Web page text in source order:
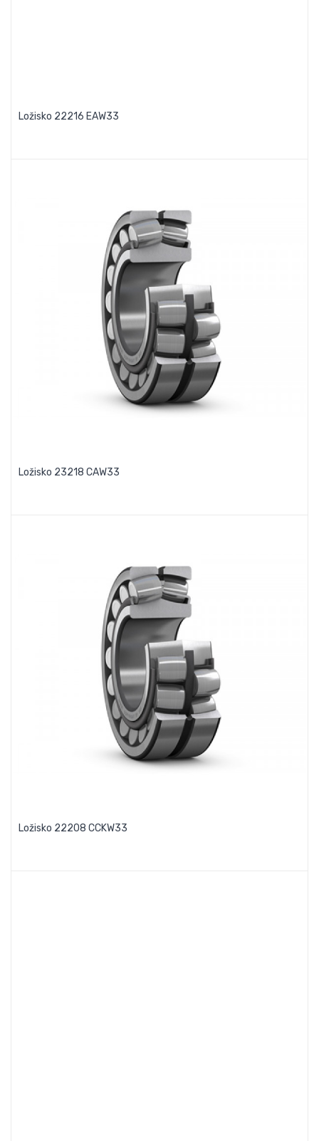
Ložisko 22216 EAW33
Ložisko 23218 CAW33
Ložisko 22208 CCKW33